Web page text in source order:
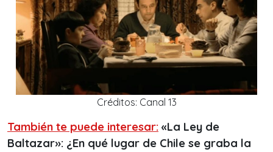
Créditos: Canal 13
También te puede interesar: «La Ley de
Baltazar»: ¿En qué lugar de Chile se graba la